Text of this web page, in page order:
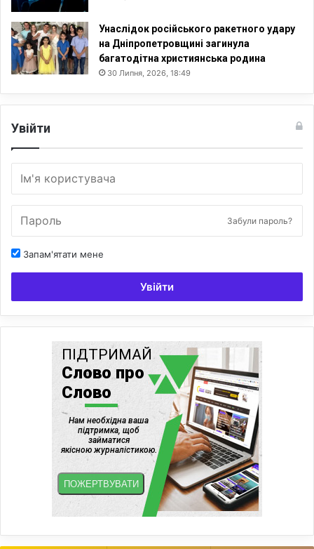
і
с
е
к
у
а
л
н
і
т
Унаслідок російського ракетного удару
на Дніпропетровщині загинула
багатодітна християнська родина
30 Липня, 2026, 18:49
Увійти
Забули пароль?
Запам'ятати мене
Увійти